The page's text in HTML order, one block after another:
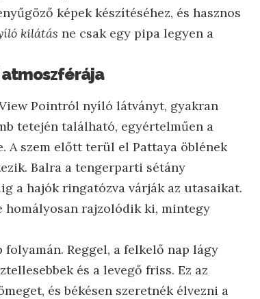
képek készítéséhez, és hasznos
kilátás ne csak egy pipa legyen a
atmoszférája
Pointról nyíló látványt, gyakran
tetején található, egyértelműen a
A szem előtt terül el Pattaya öblének
Balra a tengerparti sétány
a hajók ringatózva várják az utasaikat.
homályosan rajzolódik ki, mintegy
Reggel, a felkelő nap lágy
és a levegő friss. Ez az
és békésen szeretnék élvezni a